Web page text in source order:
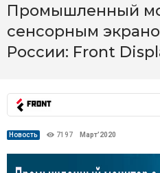
Промышленный
сенсорным
России: Front
Новость 7197 Март’2020